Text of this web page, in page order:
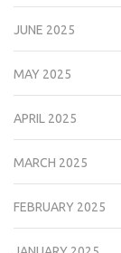
JUNE 2025
MAY 2025
APRIL 2025
MARCH 2025
FEBRUARY 2025